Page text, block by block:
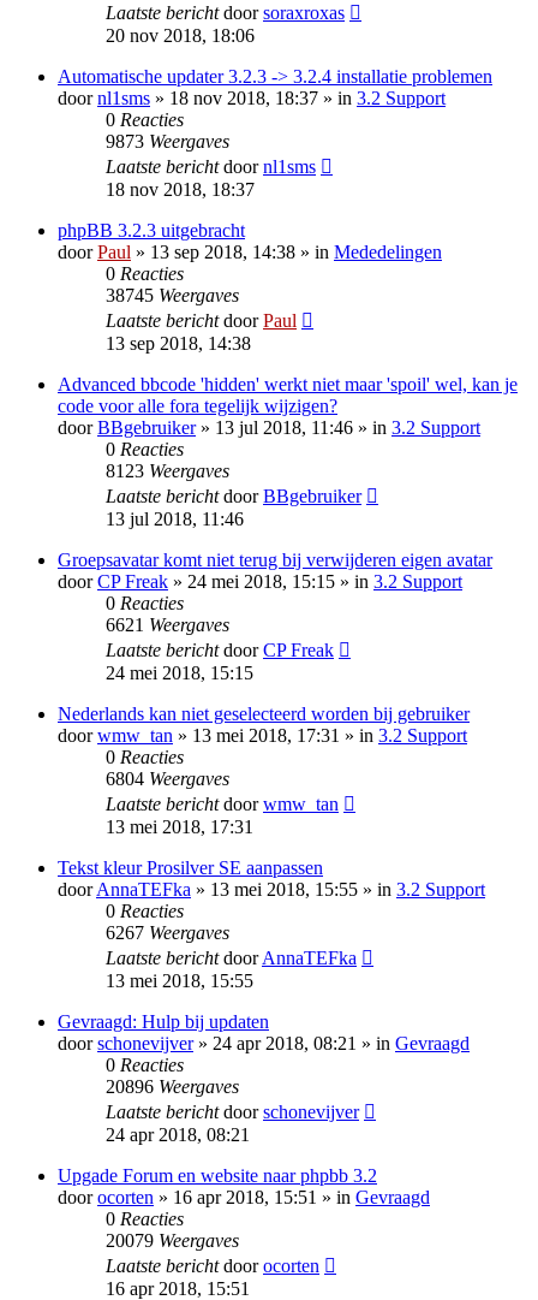
Laatste berichtdoorsoraxroxas
20 nov 2018, 18:06
Automatische updater 3.2.3 -> 3.2.4 installatie problemen
doornl1sms » 18 nov 2018, 18:37 » in 3.2 Support
0 Reacties
9873 Weergaves
Laatste berichtdoornl1sms
18 nov 2018, 18:37
phpBB 3.2.3 uitgebracht
doorPaul » 13 sep 2018, 14:38 » in Mededelingen
0 Reacties
38745 Weergaves
Laatste berichtdoorPaul
13 sep 2018, 14:38
Advanced bbcode 'hidden' werkt niet maar 'spoil' wel, kan je
code voor alle fora tegelijk wijzigen?
doorBBgebruiker» 13 jul 2018, 11:46 » in 3.2 Support
0 Reacties
8123 Weergaves
Laatste berichtdoorBBgebruiker
13 jul 2018, 11:46
Groepsavatar komt niet terug bij verwijderen eigen avatar
doorCP Freak » 24 mei 2018, 15:15 » in 3.2 Support
0 Reacties
6621 Weergaves
Laatste berichtdoorCP Freak
24 mei 2018, 15:15
Nederlands kan niet geselecteerd worden bij gebruiker
doorwmw_tan » 13 mei 2018, 17:31 » in 3.2 Support
0 Reacties
6804 Weergaves
Laatste berichtdoorwmw_tan
13 mei 2018, 17:31
Tekst kleur Prosilver SE aanpassen
doorAnnaTEFka » 13 mei 2018, 15:55 » in 3.2 Support
0 Reacties
6267 Weergaves
Laatste berichtdoorAnnaTEFka
13 mei 2018, 15:55
Gevraagd: Hulp bij updaten
doorschonevijver» 24 apr 2018, 08:21 » in Gevraagd
0 Reacties
20896 Weergaves
Laatste berichtdoorschonevijver
24 apr 2018, 08:21
Upgade Forum en website naar phpbb 3.2
doorocorten » 16 apr 2018, 15:51 » in Gevraagd
0 Reacties
20079 Weergaves
Laatste berichtdoorocorten
16 apr 2018, 15:51